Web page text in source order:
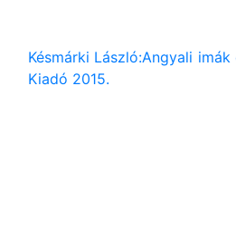
Késmárki László:Angyali
Kiadó 2015.